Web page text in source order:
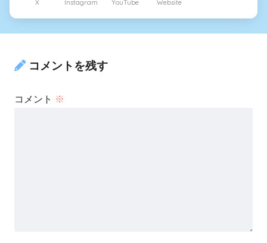
X Instagram YouTube Website
コメントを残す
コメント ※